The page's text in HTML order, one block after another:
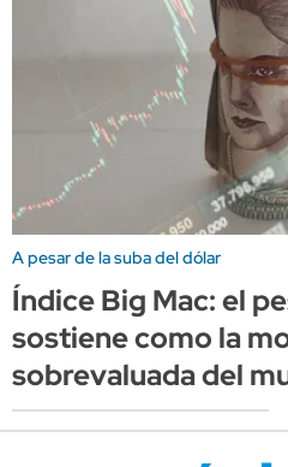
A pesar de la suba del dólar
Índice Big Mac: el
sostiene como la
sobrevaluada del